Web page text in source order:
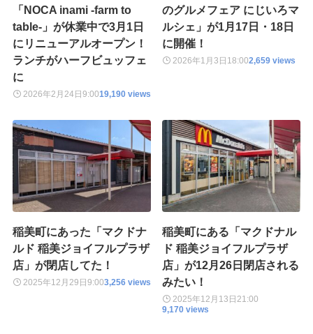
「NOCA inami -farm to
table-」が休業中で3月1日
にリニューアルオープン！
ランチがハーフビュッフェ
に
2026年2月24日 9:0019,190 views
のグルメフェア にじいろマ
ルシェ」が1月17日・18日
に開催！
2026年1月3日 18:002,659 views
稲美町にあった「マクドナ
ルド 稲美ジョイフルプラザ
店」が閉店してた！
2025年12月29日 9:003,256 views
稲美町にある「マクドナル
ド 稲美ジョイフルプラザ
店」が12月26日閉店される
みたい！
2025年12月13日21:00
9,170 views